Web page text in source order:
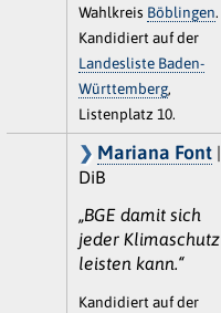
Wahlkreis Böblingen.
Kandidiert auf der
Landesliste Baden-
Württemberg,
Listenplatz 10.
Mariana Font|
DiB
„BGE damit sich
jeder Klimaschutz
leisten kann.“
Kandidiert auf der